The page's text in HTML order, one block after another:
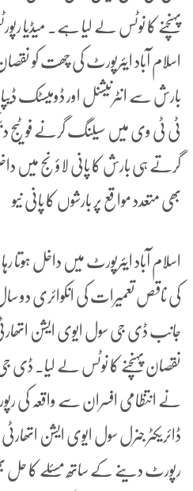
پہنچنے کا نوٹس لے لیا ہے۔ میڈیا
اسلام آباد ایئرپورٹ کی چھت کو
بارش سے انٹرنیشنل اور ڈومیسٹک
ٹی ٹی وی میں سیلنگ گرنے فوٹیج
گرتے ہی بارش کا پانی لاؤنج میں
بھی متعدد مواقع پر بارشوں کا پانی نیو
اسلام آباد ایئرپورٹ میں داخل ہوتا
کی ناقص تعمیرات کی انکوائری
جانب ڈی جی سول ایوی ایشن
نقصان پہنچنے کا نوٹس لے لیا۔ ڈی
نے انتظامی افسران سے واقعہ کی
ڈائریکٹر جنرل سول ایوی ایشن
رپورٹ دینے کے ساتھ مسئلے کا حل